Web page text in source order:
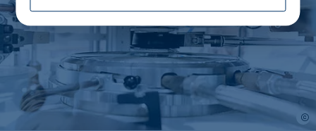
Anbieter:
etracker GmbH
Zweck:
Opt-In Cookie speichert die Entscheidung des
Besuchers, wenn auf der Seite des Kunden das
Tracking Opt-In ausgespielt wird. Wird auch
für ein eventuelles Opt-Out verwendet.